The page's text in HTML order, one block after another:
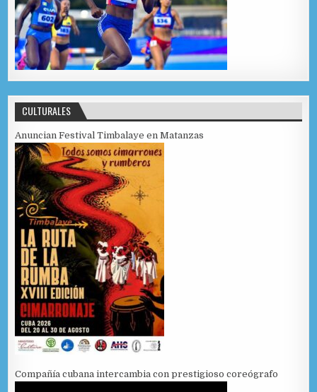
CULTURALES
Anuncian Festival Timbalaye en Matanzas
Compañía cubana intercambia con prestigioso coreógrafo